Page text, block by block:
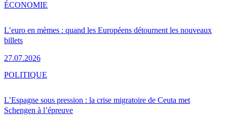
L’euro en mèmes : quand les Européens détournent les nouveaux
billets
27.07.2026
ÉCONOMIE
L’Espagne sous pression : la crise migratoire de Ceuta met
Schengen à l’épreuve
POLITIQUE